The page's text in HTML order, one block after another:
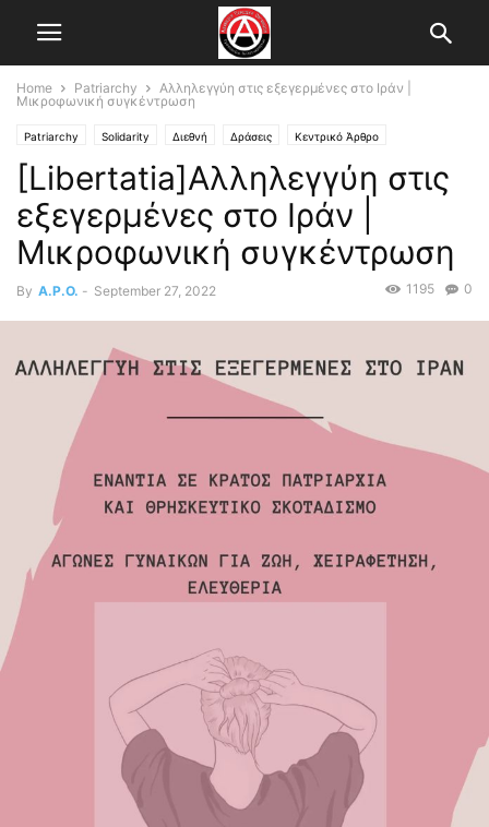
Home Patriarchy
Αλληλεγγύη στις εξεγερμένες στο Ιράν |
Μικροφωνική συγκέντρωση
Patriarchy Solidarity Διεθνή Δράσεις Κεντρικό Άρθρο
Πατριαρχία-Έμφυλη βία
[Libertatia]Αλληλεγγύη στις
εξεγερμένες στο Ιράν |
Μικροφωνική συγκέντρωση
By A.P.O. - September 27, 2022 0
1195